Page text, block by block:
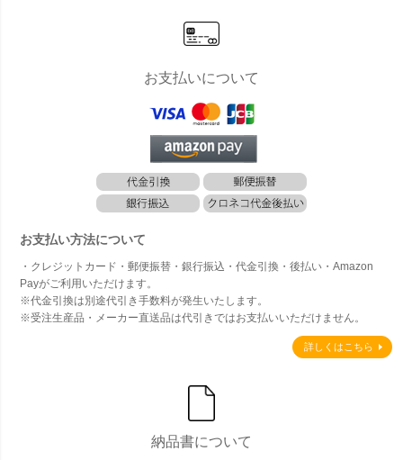
お支払いについて
お支払い方法について
・クレジットカード・郵便振替・銀行振込・代金引換・後払い・Amazon
Payがご利用いただけます。
※代金引換は別途代引き手数料が発生いたします。
※受注生産品・メーカー直送品は代引きではお支払いいただけません。
詳しくはこちら
納品書について